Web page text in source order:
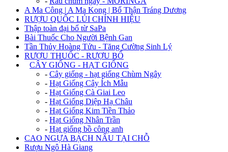
A Ma Công | A Ma Kong | Bổ Thận Tráng Dương
RƯỢU QUỐC LỦI CHÍNH HIỆU
Thập toàn đại bổ từ SaPa
Bài Thuốc Cho Người Bệnh Gan
Tần Thủy Hoàng Tửu - Tăng Cường Sinh Lý
RƯỢU THUỐC - RƯỢU BỔ
CÂY GIỐNG - HẠT GIỐNG
- Cây giống - hạt giống Chùm Ngây
- Hạt Giống Cây Ích Mẫu
- Hạt Giống Cà Giai Leo
- Hạt Giống Diệp Hạ Châu
- Hạt Giống Kim Tiền Thảo
- Hạt Giống Nhân Trần
- Hạt giống bồ công anh
CAO NGỰA BẠCH NẤU TẠI CHỖ
Rượu Ngô Hà Giang